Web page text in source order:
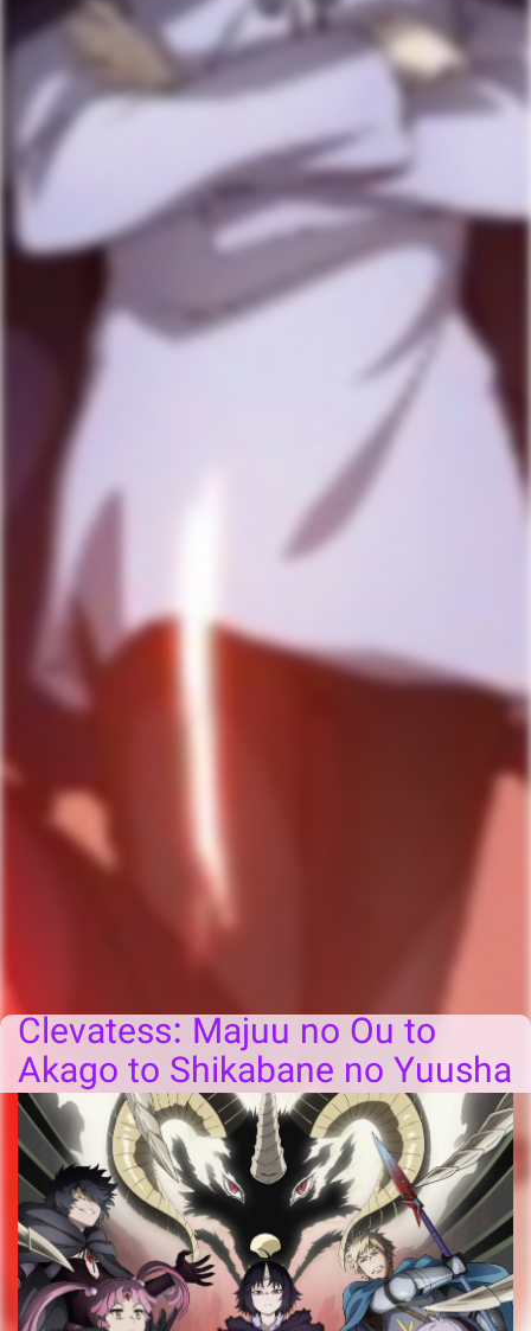
Clevatess: Majuu no Ou to
Akago to Shikabane no Yuusha